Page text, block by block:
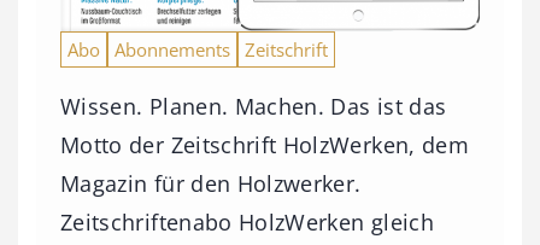
Abo Abonnements Zeitschrift
Wissen. Planen. Machen. Das ist das
Motto der Zeitschrift HolzWerken, dem
Magazin für den Holzwerker.
Zeitschriftenabo HolzWerken gleich